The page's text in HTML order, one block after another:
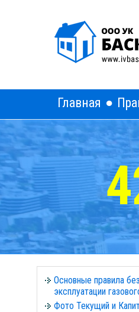
Главная
Основные правила
эксплуатации
Фото Текущий и